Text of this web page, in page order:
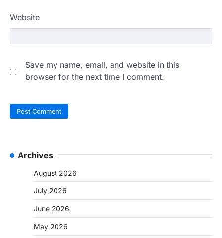
Website
Save my name, email, and website in this
browser for the next time I comment.
Archives
August 2026
July 2026
June 2026
May 2026